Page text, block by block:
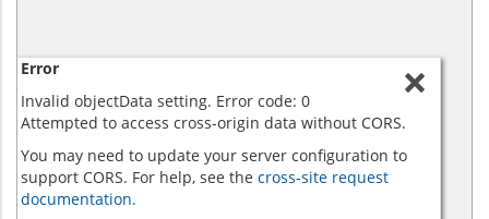
Error
Invalid objectData setting. Error code: 0
Attempted to access cross-origin data without CORS.
You may need to update your server configuration to
support CORS. For help, see the cross-site request
documentation.